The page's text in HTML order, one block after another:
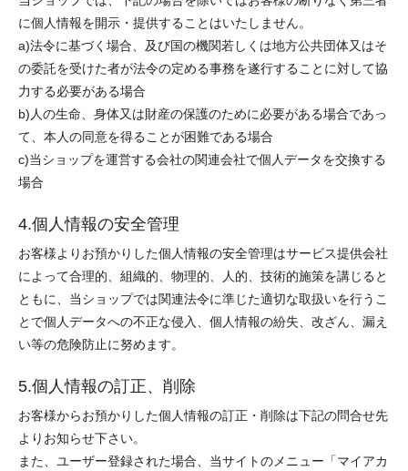
に個人情報を開示・提供することはいたしません。
a)法令に基づく場合、及び国の機関若しくは地方公共団体又はそ
の委託を受けた者が法令の定める事務を遂行することに対して協
力する必要がある場合
b)人の生命、身体又は財産の保護のために必要がある場合であっ
て、本人の同意を得ることが困難である場合
c)当ショップを運営する会社の関連会社で個人データを交換する
場合
4.個人情報の安全管理
お客様よりお預かりした個人情報の安全管理はサービス提供会社
によって合理的、組織的、物理的、人的、技術的施策を講じると
ともに、当ショップでは関連法令に準じた適切な取扱いを行うこ
とで個人データへの不正な侵入、個人情報の紛失、改ざん、漏え
い等の危険防止に努めます。
5.個人情報の訂正、削除
お客様からお預かりした個人情報の訂正・削除は下記の問合せ先
よりお知らせ下さい。
また、ユーザー登録された場合、当サイトのメニュー「マイアカ